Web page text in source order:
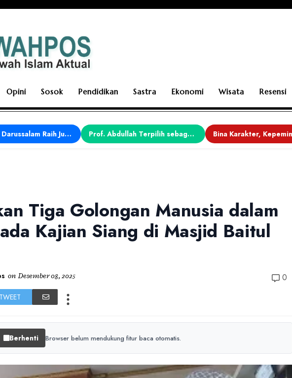
Opini Sosok Pendidikan Sastra Ekonomi Wisata Resensi
Siswa MTs Darussalam Raih Juara 1 dalam Porseni Tingkat Kabupaten Ciamis Tahun 2026 Prof. Abdullah Terpilih sebagai Ketua APDII Periode 2026–2030
Tiga Golongan Manusia dalam
Kajian Siang di Masjid Baitul
on Desember 08, 2025 0
TWEET
Berhenti Browser belum mendukung fitur baca otomatis.